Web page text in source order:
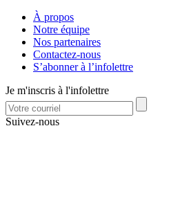
À propos
Notre équipe
Nos partenaires
Contactez-nous
S’abonner à l’infolettre
Je m'inscris à l'infolettre
Suivez-nous